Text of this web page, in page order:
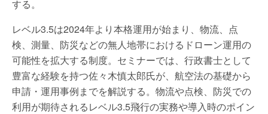
する。
レベル3.5は2024年より本格運用が始まり、物流、点
検、測量、防災などの無人地帯におけるドローン運用の
可能性を拡大する制度。セミナーでは、行政書士として
豊富な経験を持つ佐々木慎太郎氏が、航空法の基礎から
申請・運用事例までを解説する。物流や点検、防災での
利用が期待されるレベル3.5飛行の実務や導入時のポイン